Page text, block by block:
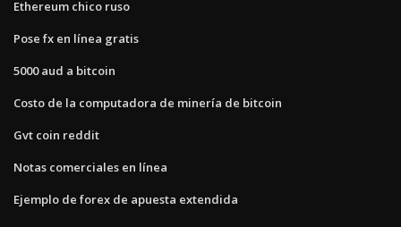
Ethereum chico ruso
Pose fx en línea gratis
5000 aud a bitcoin
Costo de la computadora de minería de bitcoin
Gvt coin reddit
Notas comerciales en línea
Ejemplo de forex de apuesta extendida